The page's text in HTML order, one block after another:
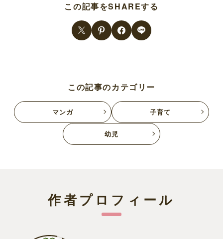
この記事をSHAREする
この記事のカテゴリー
マンガ 子育て
幼児
作者プロフィール